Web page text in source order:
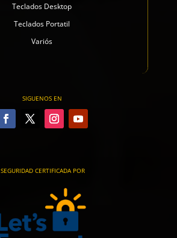
Teclados Desktop
Teclados Portatil
Variós
SIGUENOS EN
SEGURIDAD CERTIFICADA POR